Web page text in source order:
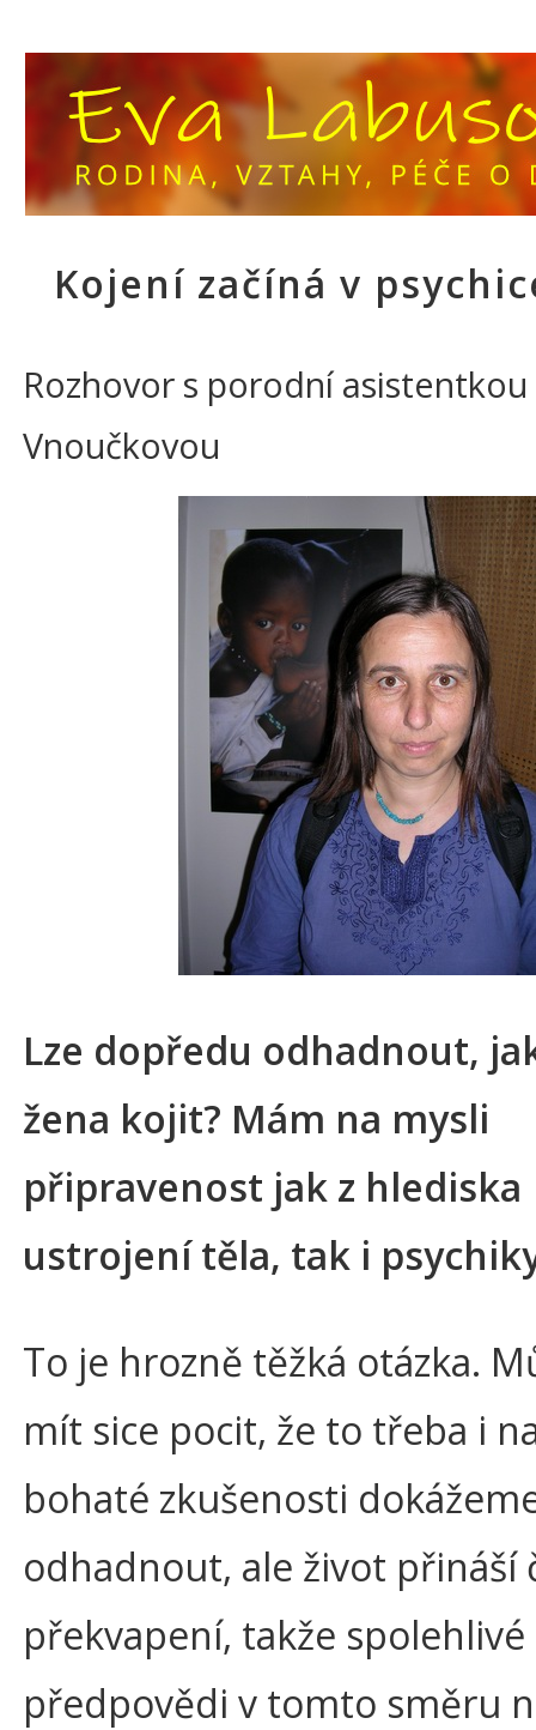
Kojení začíná v
Rozhovor s porodní
Vnoučkovou
Lze dopředu odhadnout,
žena kojit? Mám na mysli
připravenost jak z hlediska
ustrojení těla, tak i
To je hrozně těžká otázka.
mít sice pocit, že to třeba i
bohaté zkušenosti
odhadnout, ale život přináší
překvapení, takže spolehlivé
předpovědi v tomto směru